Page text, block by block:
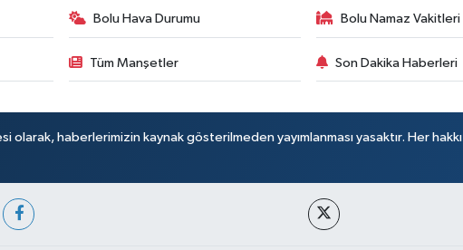
Bolu Hava Durumu Bolu Namaz Vakitleri
Tüm Manşetler Son Dakika Haberleri
olarak, haberlerimizin kaynak gösterilmeden yayımlanması yasaktır. Her hakkı